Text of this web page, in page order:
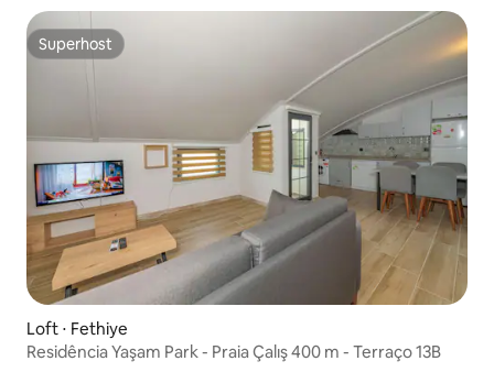
Superhost
Superhost
Loft ⋅ Fethiye
Residência Yaşam Park - Praia Çalış 400 m - Terraço 13B